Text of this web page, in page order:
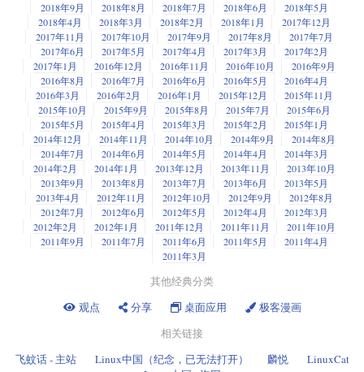
2018年9月
2018年8月 2018年7月 2018年6月
2018年5月
2018年4月
2018年3月 2018年2月 2018年1月
2017年12月
2017年11月
2017年10月 2017年9月 2017年8月
2017年7月
2017年6月
2017年5月 2017年4月 2017年3月
2017年2月
2017年1月
2016年12月 2016年11月 2016年10月
2016年9月
2016年8月
2016年7月 2016年6月 2016年5月
2016年4月
2016年3月
2016年2月 2016年1月 2015年12月
2015年11月
2015年10月
2015年9月 2015年8月 2015年7月
2015年6月
2015年5月
2015年4月 2015年3月 2015年2月
2015年1月
2014年12月
2014年11月 2014年10月 2014年9月
2014年8月
2014年7月
2014年6月 2014年5月 2014年4月
2014年3月
2014年2月
2014年1月 2013年12月 2013年11月
2013年10月
2013年9月
2013年8月 2013年7月 2013年6月
2013年5月
2013年4月
2012年11月 2012年10月 2012年9月
2012年8月
2012年7月
2012年6月 2012年5月 2012年4月
2012年3月
2012年2月
2012年1月 2011年12月 2011年11月
2011年10月
2011年9月
2011年7月 2011年6月 2011年5月
2011年4月
2011年3月
其他经典分类
观点
分享 桌面应用
极客漫画
相关链接
飞蚊话 - 主站
Linux中国（纪念，已无法打开） 麟悦
LinuxCat